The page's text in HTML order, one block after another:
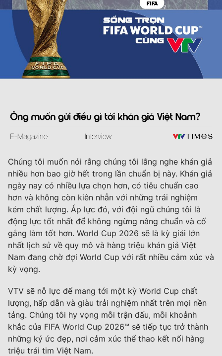
Chúng tôi muốn nói rằng chúng tôi lắng nghe khán giả
nhiều hơn bao giờ hết trong lần chuẩn bị này. Khán giả
ngày nay có nhiều lựa chọn hơn, có tiêu chuẩn cao
hơn và không còn kiên nhẫn với những trải nghiệm
kém chất lượng. Áp lực đó, với đội ngũ chúng tôi là
động lực tốt nhất để không ngừng nâng chuẩn và cố
gắng làm tốt hơn. World Cup 2026 sẽ là kỳ giải lớn
nhất lịch sử về quy mô và hàng triệu khán giả Việt
Nam đang chờ đợi World Cup với rất nhiều cảm xúc và
kỳ vọng.
VTV sẽ nỗ lực để mang tới một kỳ World Cup chất
lượng, hấp dẫn và giàu trải nghiệm nhất trên mọi nền
tảng. Chúng tôi hy vọng mỗi trận đấu, mỗi khoảnh
khắc của FIFA World Cup 2026™ sẽ tiếp tục trở thành
những ký ức đẹp, nơi cảm xúc thể thao kết nối hàng
triệu trái tim Việt Nam.